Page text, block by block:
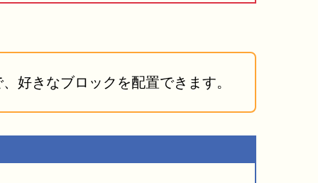
好きなブロックを配置できます。